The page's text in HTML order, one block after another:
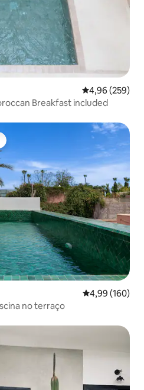
4,96 de uma
4,96 (259)
Breakfast included
dos hóspedes
4,99 de uma
4,99 (160)
no terraço